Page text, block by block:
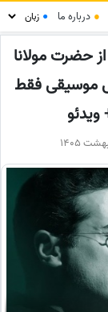
● درباره ما ●
حضرت مولانا
موسیقی فقط